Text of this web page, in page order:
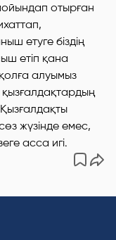
отырған
етуге біздің
етіп қана
алуымыз
қызғалдақтардың
Қызғалдақты
жүзінде емес,
асса игі.